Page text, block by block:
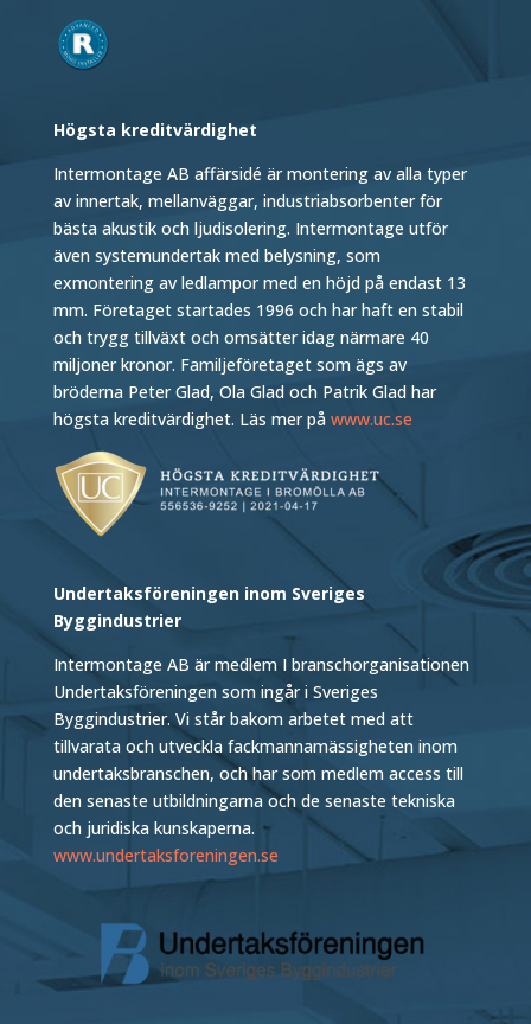
Högsta kreditvärdighet
Intermontage AB affärsidé är montering av alla typer
av innertak, mellanväggar, industriabsorbenter för
bästa akustik och ljudisolering. Intermontage utför
även systemundertak med belysning, som
exmontering av ledlampor med en höjd på endast 13
mm. Företaget startades 1996 och har haft en stabil
och trygg tillväxt och omsätter idag närmare 40
miljoner kronor. Familjeföretaget som ägs av
bröderna Peter Glad, Ola Glad och Patrik Glad har
högsta kreditvärdighet. Läs mer på www.uc.se
Undertaksföreningen inom Sveriges
Byggindustrier
Intermontage AB är medlem I branschorganisationen
Undertaksföreningen som ingår i Sveriges
Byggindustrier. Vi står bakom arbetet med att
tillvarata och utveckla fackmannamässigheten inom
undertaksbranschen, och har som medlem access till
den senaste utbildningarna och de senaste tekniska
och juridiska kunskaperna.
www.undertaksforeningen.se